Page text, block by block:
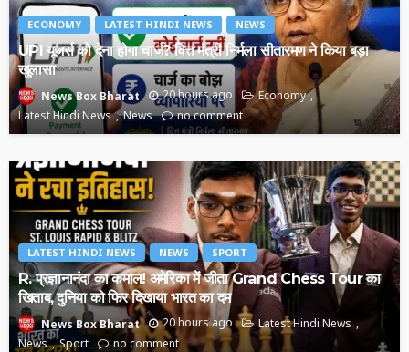
ECONOMY LATEST HINDI NEWS NEWS
UPI यूजर्स को देना होगा चार्ज? वित्त मंत्री निर्मला सीतारमण ने किया बड़ा
खुलासा
News Box Bharat 20 hours ago
Economy
Latest Hindi News
News no comment
LATEST HINDI NEWS NEWS SPORT
R. प्रज्ञानानंदा का कमाल! अमेरिका में जीता Grand Chess Tour का
खिताब, दुनिया को फिर दिखाया भारत का दम
News Box Bharat 20 hours ago
Latest Hindi News
News
Sport no comment